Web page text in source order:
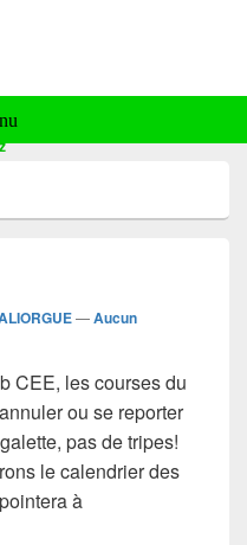
—Aucun
CEE, les courses du
ou se reporter
pas de tripes!
le calendrier des
à